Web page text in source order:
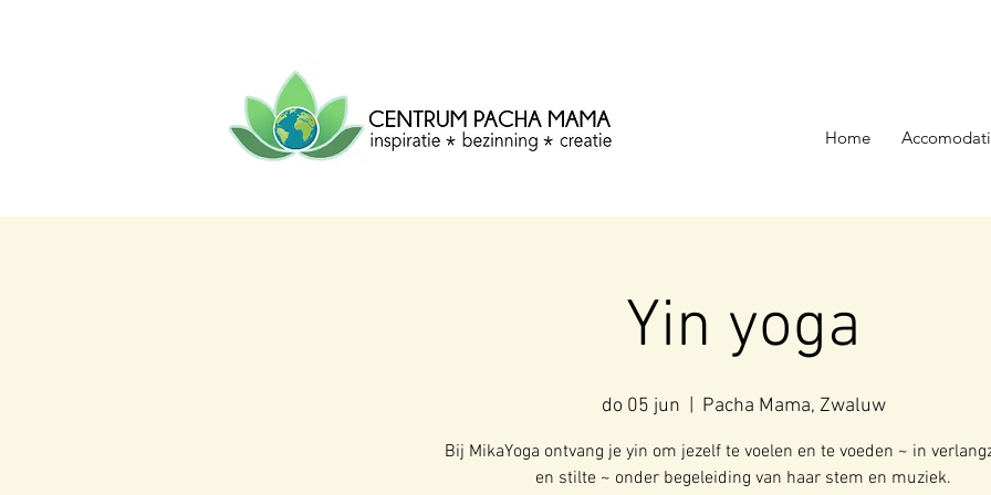
CENTRUM
PACHA
MAMA Centrum voor inspiratie, bezinning &
creatie.
Home
Yin yoga
do 05 jun Pacha Mama, Zwaluw
Bij MikaYoga ontvang je yin om jezelf te voelen en te voeden ~ in
en stilte ~ onder begeleiding van haar stem en muziek.